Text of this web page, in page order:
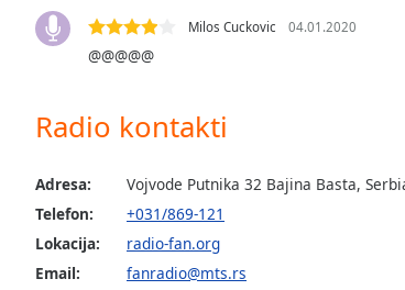
Background
Color
Font
Milos Cuckovic 04.01.2020
@@@@@
Radio kontakti
Adresa:
Vojvode Putnika 32 Bajina Basta,
Telefon:
+031/869-121
Lokacija:
radio-fan.org
Email:
fanradio@mts.rs